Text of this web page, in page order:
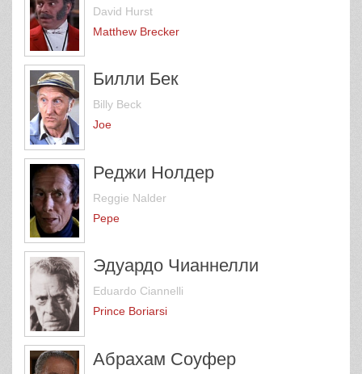
David Hurst
Matthew Brecker
Билли Бек
Billy Beck
Joe
Реджи Нолдер
Reggie Nalder
Pepe
Эдуардо Чианнелли
Eduardo Ciannelli
Prince Boriarsi
Абрахам Соуфер